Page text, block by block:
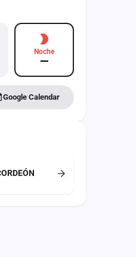
Noche
—
Google Calendar